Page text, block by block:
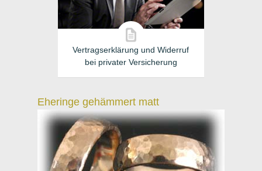
Vertragserklärung und Widerruf
bei privater Versicherung
Eheringe gehämmert matt